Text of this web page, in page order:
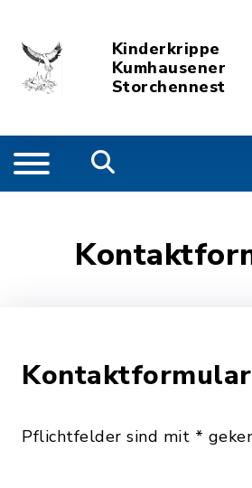
Kinderkrippe
Kumhausener
Storchennest
Kontaktformular
Pflichtfelder sind mit *